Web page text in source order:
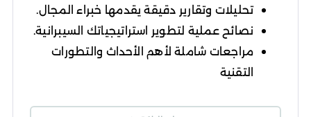
تحليلات وتقارير دقيقة يقدمها خبراء المجال.
نصائح عملية لتطوير استراتيجياتك السيبرانية.
مراجعات شاملة لأهم الأحداث والتطورات
التقنية